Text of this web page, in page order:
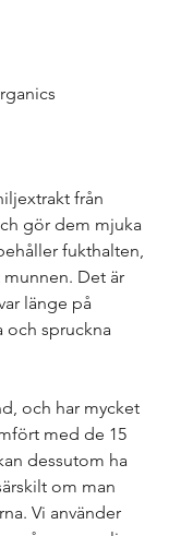
från
gör dem mjuka
fukthalten,
Det är
länge på
och spruckna
och har mycket
med de 15
dessutom ha
om man
Vi använder